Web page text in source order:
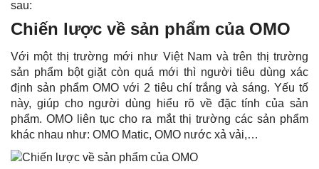
sau:
Chiến lược về sản phẩm của OMO
Với một thị trường mới như Việt Nam và trên thị trường
sản phẩm bột giặt còn quá mới thì người tiêu dùng xác
định sản phẩm OMO với 2 tiêu chí trắng và sáng. Yếu tố
này, giúp cho người dùng hiểu rõ về đặc tính của sản
phẩm. OMO liên tục cho ra mắt thị trường các sản phẩm
khác nhau như: OMO Matic, OMO nước xả vải,…